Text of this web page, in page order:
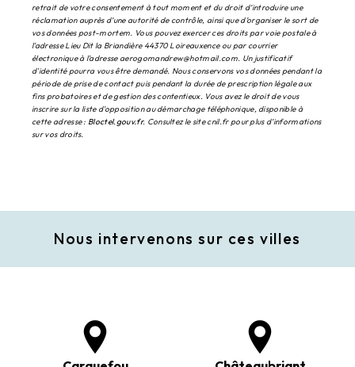
retrait de votre consentement à tout moment et du droit d’introduire une
réclamation auprès d’une autorité de contrôle, ainsi que d’organiser le sort de
vos données post-mortem. Vous pouvez exercer ces droits par voie postale à
l'adresse Lieu Dit la Briandière 44370 Loireauxence ou par courrier
électronique à l'adresse aerogomandrew@hotmail.com. Un justificatif
d'identité pourra vous être demandé. Nous conservons vos données pendant la
période de prise de contact puis pendant la durée de prescription légale aux
fins probatoires et de gestion des contentieux. Vous avez le droit de vous
inscrire sur la liste d'opposition au démarchage téléphonique, disponible à
cette adresse : Bloctel.gouv.fr. Consultez le site cnil.fr pour plus d’informations
sur vos droits.
Nous intervenons sur ces villes